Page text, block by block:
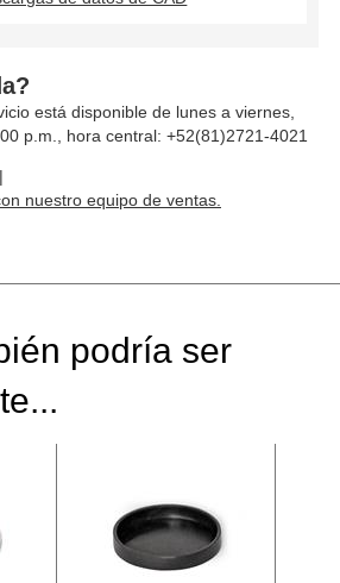
está disponible de lunes a viernes,
p.m., hora central: +52(81)2721-4021
|
nuestro equipo de ventas.
podría ser